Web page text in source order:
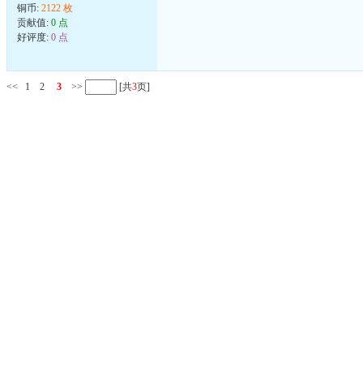
铜币: 2122 枚
贡献值: 0 点
好评度: 0 点
<< 1 2 3 >> [共3页]